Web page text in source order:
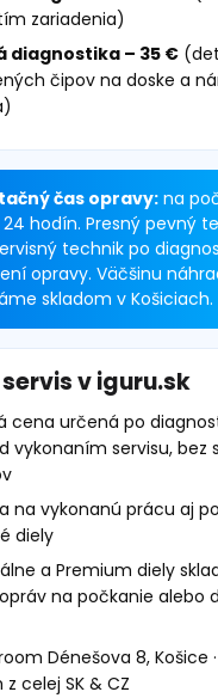
zariadenia)
diagnostika – 35 €
čipov na doske a
čas opravy: na
hodín. Presný pevný
technik po
opravy. Väčšinu
skladom v Košiciach.
v iguru.sk
cena určená po
vykonaním servisu, bez
na vykonanú prácu aj
diely
a Premium diely
na počkanie alebo
Dénešova 8, Košice
celej SK & CZ